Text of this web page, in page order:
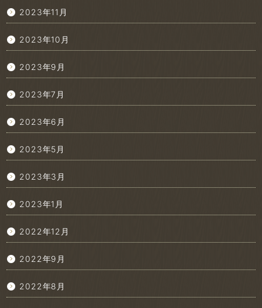
2023年11月
2023年10月
2023年9月
2023年7月
2023年6月
2023年5月
2023年3月
2023年1月
2022年12月
2022年9月
2022年8月